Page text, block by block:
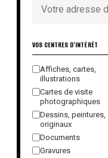
VOS CENTRES D'INTÉRÊT
Affiches, cartes,
illustrations
Cartes de visite
photographiques
Dessins, peintures,
originaux
Documents
Gravures